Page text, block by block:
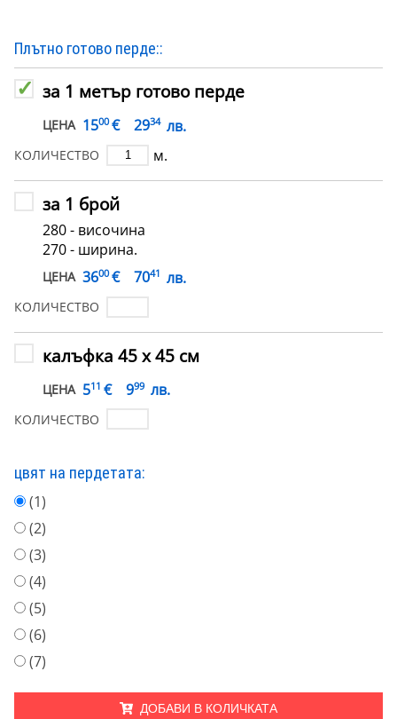
Плътно готово перде::
за 1 метър готово перде
ЦЕНА 1500 € 2934 лв.
КОЛИЧЕСТВО м.
за 1 брой
280 - височина
270 - ширина.
ЦЕНА 3600 € 7041 лв.
КОЛИЧЕСТВО
калъфка 45 х 45 см
ЦЕНА 511 € 999 лв.
КОЛИЧЕСТВО
цвят на пердетата:
(1)
(2)
(3)
(4)
(5)
(6)
(7)
ДОБАВИ В КОЛИЧКАТА